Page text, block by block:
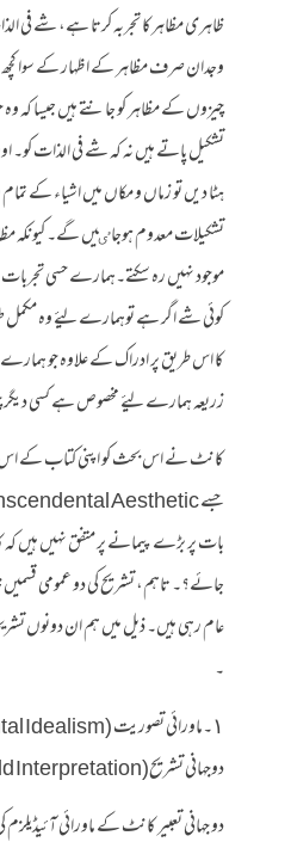
ظاہری مظاہرکا تجربہ کرتا ہے، شے فی
وجدان صرف مظاہر کے اظہار کے سوا
چیزوں کے مظاہر کو جانتے ہیں جیسا
تشکیل پاتے ہیں نہ کہ شے فی الذات کو۔
ہٹا دیں تو زماں و مکاں میں اشیاء کے
تشکیلات معدوم ہوجاٸیں گے۔ کیونکہ
موجود نہیں رہ سکتے۔ہمارے حسی
کوئی شے اگر ہے توہمارے لیۓ وہ مکمل
کا اس طریق پر ادراک کے علاوہ جو ہمارے
زریعہ ہمارے لیۓ مخصوص ہے کسی دیگر
کانٹ نے اس بحث کو اپنی کتاب کے اس
بات پر بڑے پیمانے پر متفق نہیں ہیں
جائے؟۔ تاہم، تشریح کی دو عمومی قسمیں
عام رہی ہیں۔ ذیل میں ہم ان دونوں
۔
دوجہانی تشریح(Two-World Interpretation)
دو جہانی تعبیر کانٹ کے ماورائی